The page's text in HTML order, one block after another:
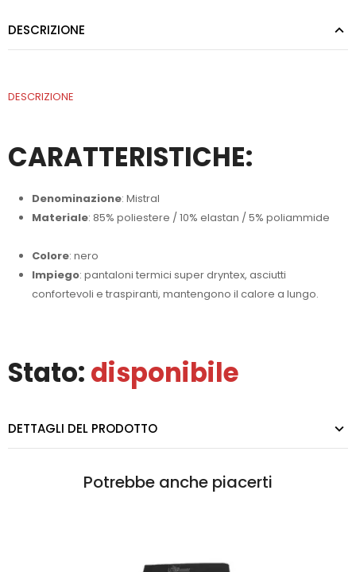
DESCRIZIONE
DESCRIZIONE
CARATTERISTICHE:
Denominazione: Mistral
Materiale: 85% poliestere / 10% elastan / 5% poliammide
Colore: nero
Impiego: pantaloni termici super dryntex, asciutti
confortevoli e traspiranti, mantengono il calore a lungo.
Stato: disponibile
DETTAGLI DEL PRODOTTO
Potrebbe anche piacerti